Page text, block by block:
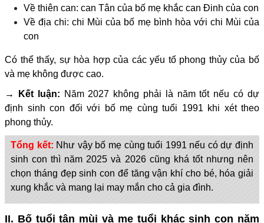
Về thiên can: can Tân của bố mẹ khắc can Đinh của con
Về địa chi: chi Mùi của bố mẹ bình hòa với chi Mùi của
con
Có thể thấy, sự hòa hợp của các yếu tố phong thủy của bố
và mẹ không được cao.
→ Kết luận: Năm 2027 không phải là năm tốt nếu có dự
định sinh con đối với bố mẹ cùng tuổi 1991 khi xét theo
phong thủy.
Tổng kết: Như vậy bố mẹ cùng tuổi 1991 nếu có dự định
sinh con thì năm 2025 và 2026 cũng khá tốt nhưng nên
chọn tháng đẹp sinh con để tăng vận khí cho bé, hóa giải
xung khắc và mang lại may mắn cho cả gia đình.
II. Bố tuổi tân mùi và mẹ tuổi khác sinh con năm